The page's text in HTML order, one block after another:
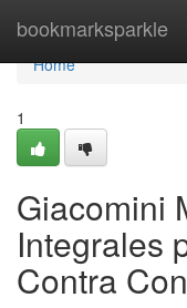
bookmarksparkle
Home
Home
1
Giacomini
Integrales
Contra